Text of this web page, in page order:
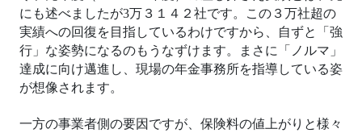
にも述べましたが3万３１４２社です。この３万社超の
実績への回復を目指しているわけですから、自ずと「強
行」な姿勢になるのもうなずけます。まさに「ノルマ」
達成に向け邁進し、現場の年金事務所を指導している姿
が想像されます。
一方の事業者側の要因ですが、保険料の値上がりと様々